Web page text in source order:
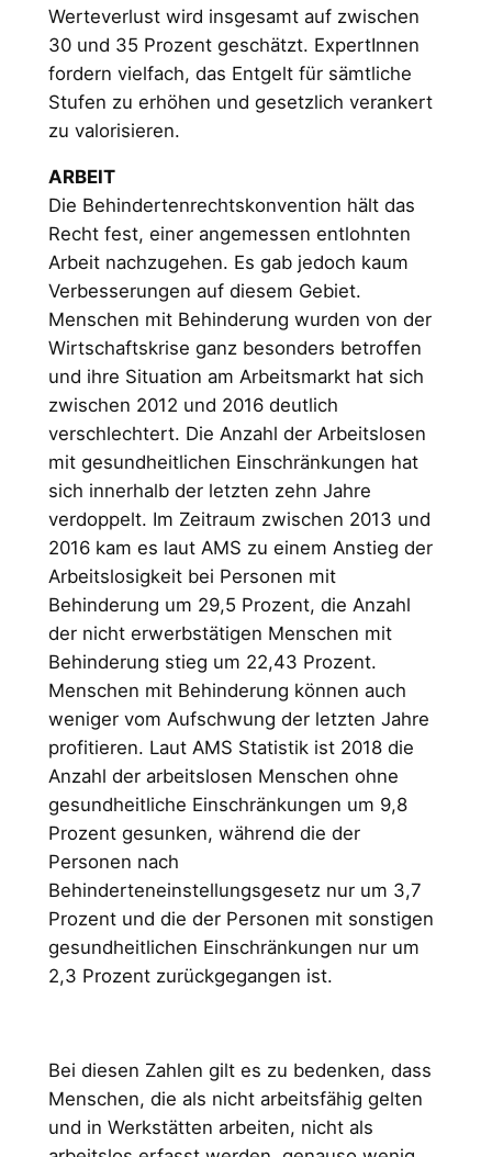
Werteverlust wird insgesamt auf zwischen
30 und 35 Prozent geschätzt. ExpertInnen
fordern vielfach, das Entgelt für sämtliche
Stufen zu erhöhen und gesetzlich verankert
zu valorisieren.
ARBEIT
Die Behindertenrechtskonvention hält das
Recht fest, einer angemessen entlohnten
Arbeit nachzugehen. Es gab jedoch kaum
Verbesserungen auf diesem Gebiet.
Menschen mit Behinderung wurden von der
Wirtschaftskrise ganz besonders betroffen
und ihre Situation am Arbeitsmarkt hat sich
zwischen 2012 und 2016 deutlich
verschlechtert. Die Anzahl der Arbeitslosen
mit gesundheitlichen Einschränkungen hat
sich innerhalb der letzten zehn Jahre
verdoppelt. Im Zeitraum zwischen 2013 und
2016 kam es laut AMS zu einem Anstieg der
Arbeitslosigkeit bei Personen mit
Behinderung um 29,5 Prozent, die Anzahl
der nicht erwerbstätigen Menschen mit
Behinderung stieg um 22,43 Prozent.
Menschen mit Behinderung können auch
weniger vom Aufschwung der letzten Jahre
profitieren. Laut AMS Statistik ist 2018 die
Anzahl der arbeitslosen Menschen ohne
gesundheitliche Einschränkungen um 9,8
Prozent gesunken, während die der
Personen nach
Behinderteneinstellungsgesetz nur um 3,7
Prozent und die der Personen mit sonstigen
gesundheitlichen Einschränkungen nur um
2,3 Prozent zurückgegangen ist.
Bei diesen Zahlen gilt es zu bedenken, dass
Menschen, die als nicht arbeitsfähig gelten
und in Werkstätten arbeiten, nicht als